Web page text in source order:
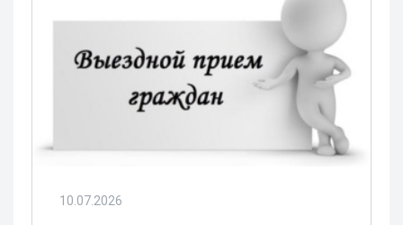
10.07.2026